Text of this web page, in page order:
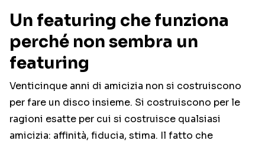
Un featuring che funziona
perché non sembra un
featuring
Venticinque anni di amicizia non si costruiscono
per fare un disco insieme. Si costruiscono per le
ragioni esatte per cui si costruisce qualsiasi
amicizia: affinità, fiducia, stima. Il fatto che